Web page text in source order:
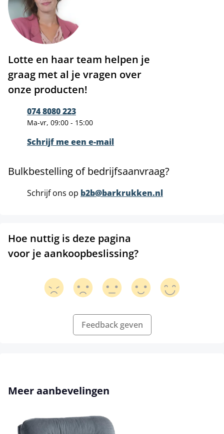
Lotte en haar team helpen je
graag met al je vragen over
onze producten!
074 8080 223
Ma-vr, 09:00 - 15:00
Schrijf me een e-mail
Bulkbestelling of bedrijfsaanvraag?
Schrijf ons op b2b@barkrukken.nl
Hoe nuttig is deze pagina
voor je aankoopbeslissing?
Feedback geven
Productgalerij overslaan
Meer aanbevelingen